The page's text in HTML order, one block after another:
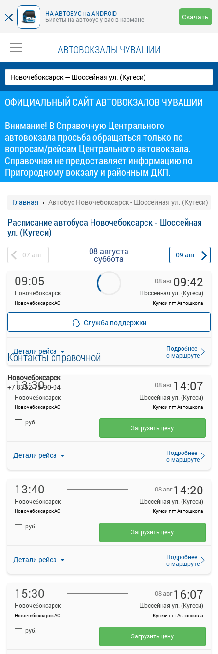
НА-АВТОБУС на ANDROID
Билеты на автобус у вас в кармане
Скачать
АВТОВОКЗАЛЫ ЧУВАШИИ
ОФИЦИАЛЬНЫЙ САЙТ АВТОВОКЗАЛОВ ЧУВАШИИ
Внимание! В Справочную Центрального
автовокзала просьба обращаться только по
вопросам/рейсам Центрального автовокзала.
Справочная не предоставляет информацию по
Пригородному вокзалу и районным ДКП.
Главная Автобус Новочебоксарск - Шоссейная ул. (Кугеси)
Расписание автобуса Новочебоксарск - Шоссейная
ул. (Кугеси)
07 авг 08 августа
суббота 09 авг
09:05
Новочебоксарск
Новочебоксарск АС
08 авг09:42
Шоссейная ул. (Кугеси)
Кугеси пгт Автошкола
Детали рейса
Подробнее
о маршруте
—
Продажа билетов
прекращена
13:30
Новочебоксарск
Новочебоксарск АС
08 авг 14:07
Шоссейная ул. (Кугеси)
Кугеси пгт Автошкола
Детали рейса
Подробнее
о маршруте
— руб.
Загрузить цену
13:40
Новочебоксарск
Новочебоксарск АС
08 авг 14:20
Шоссейная ул. (Кугеси)
Кугеси пгт Автошкола
Детали рейса
Подробнее
о маршруте
— руб.
Загрузить цену
15:30
Новочебоксарск
Новочебоксарск АС
08 авг 16:07
Шоссейная ул. (Кугеси)
Кугеси пгт Автошкола
— руб.
Загрузить цену
Служба поддержки
Контакты справочной
Новочебоксарск
+7 8352 75-90-04